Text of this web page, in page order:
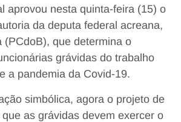
aprovou nesta quinta-feira (15) o
da deputa federal acreana,
(PCdoB), que determina o
grávidas do trabalho
a pandemia da Covid-19.
simbólica, agora o projeto de
as grávidas devem exercer o